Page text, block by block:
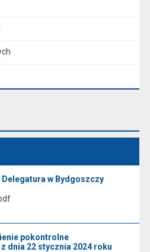
w Bydgoszczy
pokontrolne
dnia 22 stycznia 2024 roku